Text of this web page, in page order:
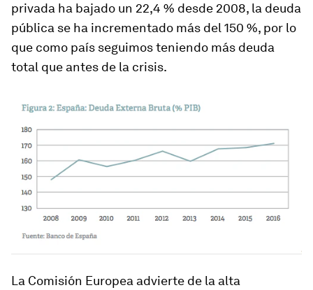
privada ha bajado un 22,4 % desde 2008, la deuda
pública se ha incrementado más del 150 %, por lo
que como país seguimos teniendo más deuda
total que antes de la crisis.
La Comisión Europea advierte de la alta